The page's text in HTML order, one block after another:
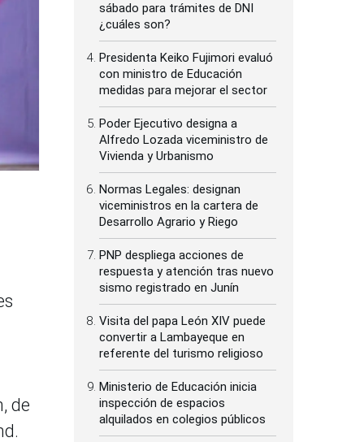
de
sábado para trámites de DNI
¿cuáles son?
Presidenta Keiko Fujimori evaluó
con ministro de Educación
medidas para mejorar el sector
Poder Ejecutivo designa a
Alfredo Lozada viceministro de
Vivienda y Urbanismo
Normas Legales: designan
viceministros en la cartera de
Desarrollo Agrario y Riego
PNP despliega acciones de
respuesta y atención tras nuevo
sismo registrado en Junín
Visita del papa León XIV puede
convertir a Lambayeque en
referente del turismo religioso
Ministerio de Educación inicia
inspección de espacios
alquilados en colegios públicos